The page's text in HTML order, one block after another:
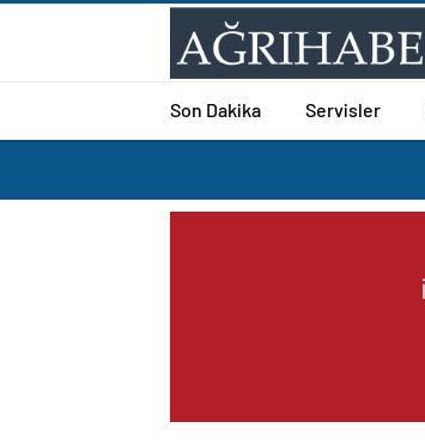
Son Dakika Servisler